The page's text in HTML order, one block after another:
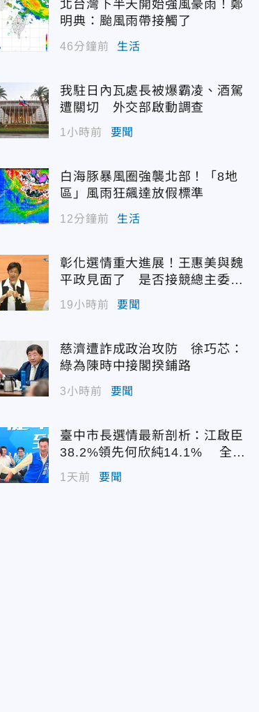
北台灣下半天開始強風豪雨！鄭
明典：颱風雨帶接觸了
46分鐘前 生活
我駐日內瓦處長被爆霸凌、酒駕
遭關切 外交部啟動調查
1小時前 要聞
白海豚暴風圈強襲北部！「8地
區」風雨狂飆達放假標準
12分鐘前 生活
彰化選情重大進展！王惠美與魏
平政見面了 是否接競總主委態
度曝光
19小時前 要聞
慈濟遭詐成政治攻防 徐巧芯：
綠為陳時中接閣揆鋪路
3小時前 要聞
臺中市長選情最新剖析：江啟臣
38.2%領先何欣純14.1% 全世
代支持度全面居首
1天前 要聞